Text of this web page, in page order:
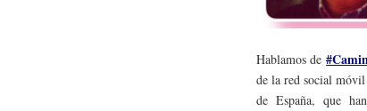
Hablamos de
de la red social
de España, que